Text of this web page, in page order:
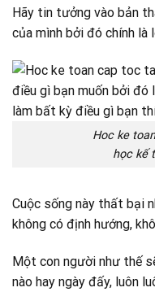
Hãy tin tưởng vào bản
của mình bởi đó chính là
Hoc ke
học kế
Cuộc sống này thất bại
không có định hướng,
Một con người như thế
nào hay ngày đấy, luôn